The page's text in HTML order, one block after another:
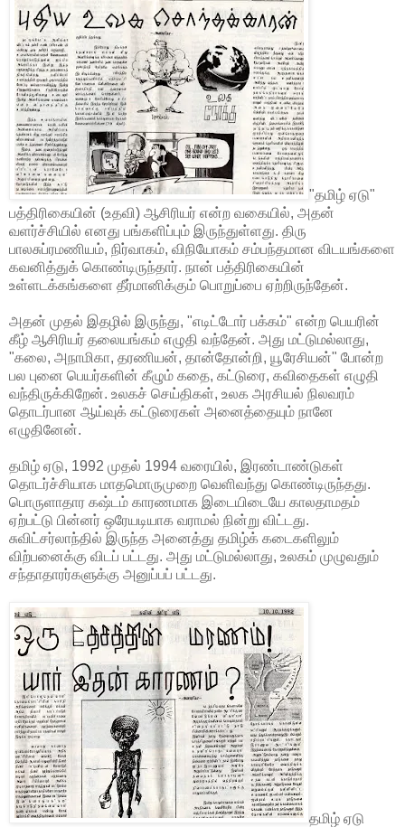
"தமிழ் ஏடு"
பத்திரிகையின் (உதவி) ஆசிரியர் என்ற வகையில், அதன்
வளர்ச்சியில் எனது பங்களிப்பும் இருந்துள்ளது. திரு
பாலசுப்ரமணியம், நிர்வாகம், விநியோகம் சம்பந்தமான விடயங்களை
கவனித்துக் கொண்டிருந்தார். நான் பத்திரிகையின்
உள்ளடக்கங்களை தீர்மானிக்கும் பொறுப்பை ஏற்றிருந்தேன்.
அதன் முதல் இதழில் இருந்து, "எடிட்டோர் பக்கம்" என்ற பெயரின்
கீழ் ஆசிரியர் தலையங்கம் எழுதி வந்தேன். அது மட்டுமல்லாது,
"கலை, அநாமிகா, தரணியன், தான்தோன்றி, யூரேசியன்" போன்ற
பல புனை பெயர்களின் கீழும் கதை, கட்டுரை, கவிதைகள் எழுதி
வந்திருக்கிறேன். உலகச் செய்திகள், உலக அரசியல் நிலவரம்
தொடர்பான ஆய்வுக் கட்டுரைகள் அனைத்தையும் நானே
எழுதினேன்.
தமிழ் ஏடு, 1992 முதல் 1994 வரையில், இரண்டாண்டுகள்
தொடர்ச்சியாக மாதமொருமுறை வெளிவந்து கொண்டிருந்தது.
பொருளாதார கஷ்டம் காரணமாக இடையிடையே காலதாமதம்
ஏற்பட்டு பின்னர் ஒரேயடியாக வராமல் நின்று விட்டது.
சுவிட்சர்லாந்தில் இருந்த அனைத்து தமிழ்க் கடைகளிலும்
விற்பனைக்கு விடப் பட்டது. அது மட்டுமல்லாது, உலகம் முழுவதும்
சந்தாதாரர்களுக்கு அனுப்பப் பட்டது.
தமிழ் ஏடு